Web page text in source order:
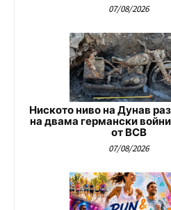
07/08/2026
Ниското ниво на Дунав
на двама германски
от ВСВ
07/08/2026